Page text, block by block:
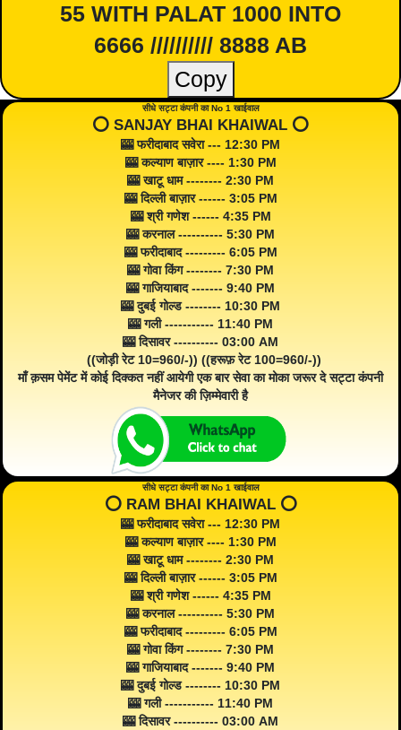
55 WITH PALAT 1000 INTO
6666 ////////// 8888 AB
Copy
सीधे सट्टा कंपनी का No 1 खाईवाल
⭕️ SANJAY BHAI KHAIWAL ⭕️
🎰 फरीदाबाद सवेरा --- 12:30 PM
🎰 कल्याण बाज़ार ---- 1:30 PM
🎰 खाटू धाम -------- 2:30 PM
🎰 दिल्ली बाज़ार ------ 3:05 PM
🎰 श्री गणेश ------ 4:35 PM
🎰 करनाल ---------- 5:30 PM
🎰 फरीदाबाद --------- 6:05 PM
🎰 गोवा किंग -------- 7:30 PM
🎰 गाजियाबाद ------- 9:40 PM
🎰 दुबई गोल्ड -------- 10:30 PM
🎰 गली ----------- 11:40 PM
🎰 दिसावर ---------- 03:00 AM
((जोड़ी रेट 10=960/-)) ((हरूफ़ रेट 100=960/-))
माँ क़सम पेमेंट में कोई दिक्कत नहीं आयेगी एक बार सेवा का मोका जरूर दे सट्टा कंपनी
मैनेजर की ज़िम्मेवारी है
सीधे सट्टा कंपनी का No 1 खाईवाल
⭕️ RAM BHAI KHAIWAL ⭕️
🎰 फरीदाबाद सवेरा --- 12:30 PM
🎰 कल्याण बाज़ार ---- 1:30 PM
🎰 खाटू धाम -------- 2:30 PM
🎰 दिल्ली बाज़ार ------ 3:05 PM
🎰 श्री गणेश ------ 4:35 PM
🎰 करनाल ---------- 5:30 PM
🎰 फरीदाबाद --------- 6:05 PM
🎰 गोवा किंग -------- 7:30 PM
🎰 गाजियाबाद ------- 9:40 PM
🎰 दुबई गोल्ड -------- 10:30 PM
🎰 गली ----------- 11:40 PM
🎰 दिसावर ---------- 03:00 AM